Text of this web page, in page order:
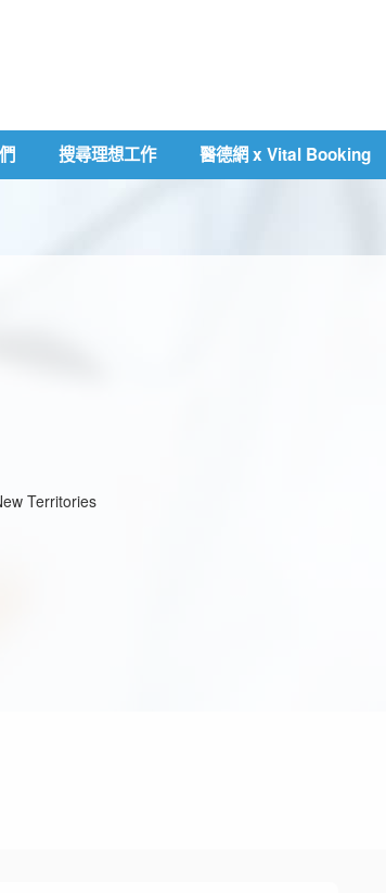
搜尋理想工作 醫德網 x Vital Booking
Territories